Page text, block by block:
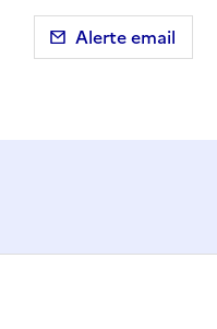
presse-papierAlerte email